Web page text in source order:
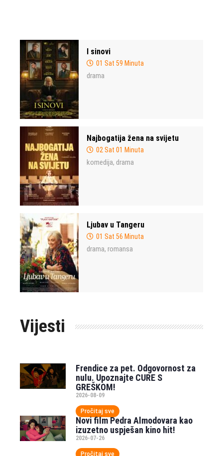
I sinovi
01 Sat 59 Minuta
drama
Najbogatija žena na svijetu
02 Sat 01 Minuta
komedija, drama
Ljubav u Tangeru
01 Sat 56 Minuta
drama, romansa
Vijesti
Frendice za pet. Odgovornost za
nulu. Upoznajte CURE S
GREŠKOM!
2026-08-09
Pročitaj sve
Novi film Pedra Almodovara kao
izuzetno uspješan kino hit!
2026-07-26
Pročitaj sve